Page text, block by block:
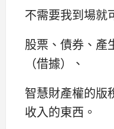
不需要我到場就
股票、債券、產
（借據）、
智慧財產權的版
收入的東西。